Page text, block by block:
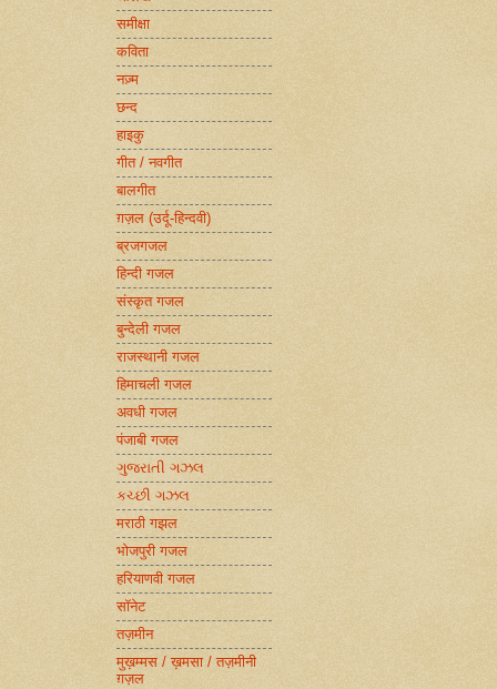
समीक्षा
कविता
नज़्म
छन्द
हाइकु
गीत / नवगीत
बालगीत
ग़ज़ल (उर्दू-हिन्दवी)
ब्रजगजल
हिन्दी गजल
संस्कृत गजल
बुन्देली गजल
राजस्थानी गजल
हिमाचली गजल
अवधी गजल
पंजाबी गजल
ગુજરાતી ગઝલ
કચ્છી ગઝલ
मराठी गझल
भोजपुरी गजल
हरियाणवी गजल
सॉनेट
तज़मीन
मुख़म्मस / ख़मसा / तज़मीनी
ग़ज़ल